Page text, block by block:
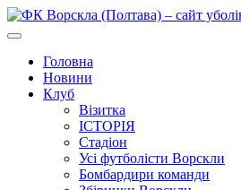
Головна
Новини
Клуб
Візитка
ІСТОРІЯ
Стадіон
Усі футболісти Ворскли
Бомбардири команди